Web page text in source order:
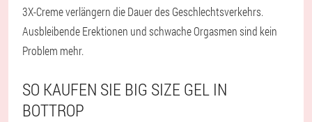
3X-Creme verlängern die Dauer des Geschlechtsverkehrs.
Ausbleibende Erektionen und schwache Orgasmen sind kein
Problem mehr.
SO KAUFEN SIE BIG SIZE GEL IN
BOTTROP